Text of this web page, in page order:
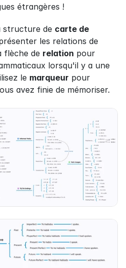
étrangères !
structure de carte de
les relations de
flèche de relation pour
lorsqu'il y a une
le marqueur pour
avez finie de mémoriser.